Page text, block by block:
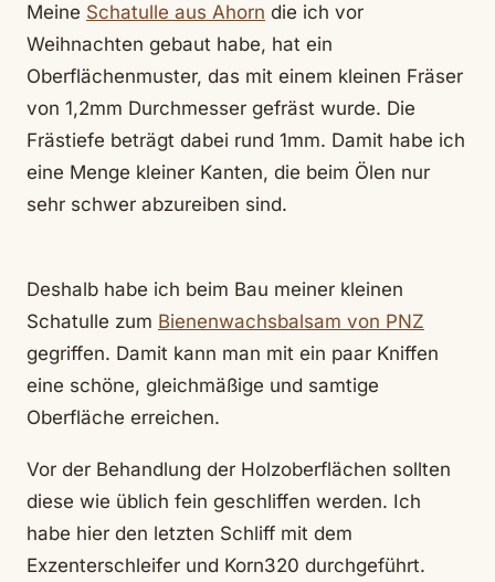
Meine Schatulle aus Ahorn die ich vor
Weihnachten gebaut habe, hat ein
Oberflächenmuster, das mit einem kleinen Fräser
von 1,2mm Durchmesser gefräst wurde. Die
Frästiefe beträgt dabei rund 1mm. Damit habe ich
eine Menge kleiner Kanten, die beim Ölen nur
sehr schwer abzureiben sind.
Deshalb habe ich beim Bau meiner kleinen
Schatulle zum Bienenwachsbalsam von PNZ
gegriffen. Damit kann man mit ein paar Kniffen
eine schöne, gleichmäßige und samtige
Oberfläche erreichen.
Vor der Behandlung der Holzoberflächen sollten
diese wie üblich fein geschliffen werden. Ich
habe hier den letzten Schliff mit dem
Exzenterschleifer und Korn320 durchgeführt.